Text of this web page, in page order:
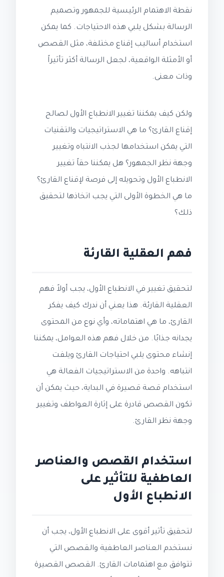
نقطة الاهتمام الرئيسية للجمهور وتصميم
الرسالة بشكل يلبي هذه الاحتياجات. كما يمكن
استخدام أساليب إقناع مختلفة، مثل القصص
أو الأمثلة الواقعية، لجعل الرسالة أكثر تأثيراً
وذات معنى.
ولكن كيف يمكننا تغيير الانطباع الأول لصالح
إقناع القارئ؟ ما هي الاستراتيجيات والتقنيات
التي يمكن استخدامها لجذب الانتباه وتغيير
وجهة نظر الجمهور؟ هل يمكننا حقاً تغيير
الانطباع الأول وتحويله إلى فرصة لإقناع القارئ؟
ما هي الخطوة الأولى التي يجب اتخاذها لتحقيق
ذلك؟
فهم العقلية القارئة
لتحقيق تغيير في الانطباع الأول، يجب أولاً فهم
العقلية القارئة. هذا يعني أن ندرك كيف يفكر
القارئ، ما هي اهتماماته، وأي نوع من المحتوى
يجدانه جذابًا. من خلال فهم هذه العوامل، يمكننا
إنشاء محتوى يلبي احتياجات القارئ ويلفت
انتباهه. واحدة من الاستراتيجيات الفعالة هي
استخدام قصة قصيرة في البداية، حيث يمكن أن
تكون القصص قادرة على إثارة العواطف وتغيير
وجهة نظر القارئ.
استخدام القصص والعناصر
العاطفية للتأثير على
الانطباع الأول
لتحقيق تأثير أقوى على الانطباع الأول، يجب أن
نستخدم العناصر العاطفية والقصص التي
تتوافق مع اهتمامات القارئ. القصص القصيرة